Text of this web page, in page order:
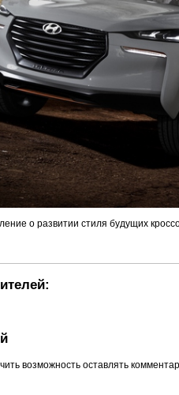
о развитии стиля будущих
возможность оставлять